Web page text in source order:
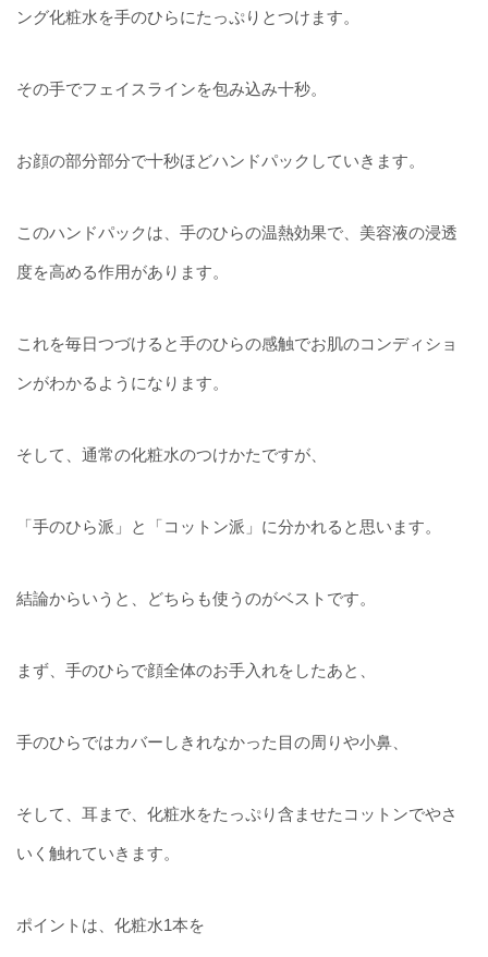
ング化粧水を手のひらにたっぷりとつけます。
その手でフェイスラインを包み込み十秒。
お顔の部分部分で十秒ほどハンドパックしていきます。
このハンドパックは、手のひらの温熱効果で、美容液の浸透
度を高める作用があります。
これを毎日つづけると手のひらの感触でお肌のコンディショ
ンがわかるようになります。
そして、通常の化粧水のつけかたですが、
「手のひら派」と「コットン派」に分かれると思います。
結論からいうと、どちらも使うのがベストです。
まず、手のひらで顔全体のお手入れをしたあと、
手のひらではカバーしきれなかった目の周りや小鼻、
そして、耳まで、化粧水をたっぷり含ませたコットンでやさ
いく触れていきます。
ポイントは、化粧水1本を